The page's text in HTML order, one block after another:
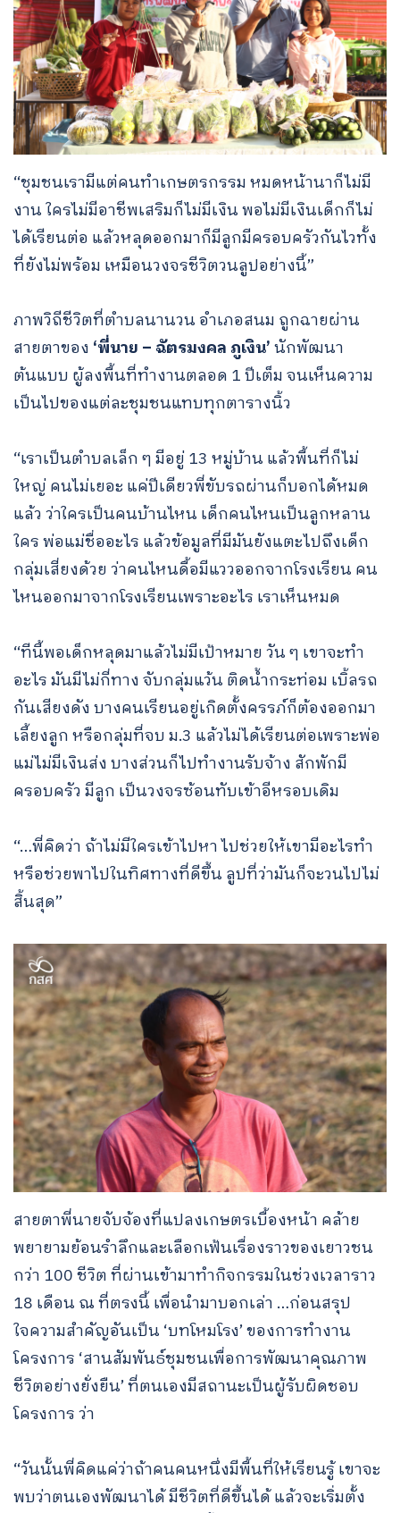
“ชุมชนเรามีแต่คนทำเกษตรกรรม หมดหน้านาก็ไม่มี
งาน ใครไม่มีอาชีพเสริมก็ไม่มีเงิน พอไม่มีเงินเด็กก็ไม่
ได้เรียนต่อ แล้วหลุดออกมาก็มีลูกมีครอบครัวกันไวทั้ง
ที่ยังไม่พร้อม เหมือนวงจรชีวิตวนลูปอย่างนี้”
ภาพวิถีชีวิตที่ตำบลนานวน อำเภอสนม ถูกฉายผ่าน
สายตาของ ‘พี่นาย – ฉัตรมงคล ภูเงิน’นักพัฒนา
ต้นแบบ ผู้ลงพื้นที่ทำงานตลอด 1 ปีเต็ม จนเห็นความ
เป็นไปของแต่ละชุมชนแทบทุกตารางนิ้ว
“เราเป็นตำบลเล็ก ๆ มีอยู่ 13 หมู่บ้าน แล้วพื้นที่ก็ไม่
ใหญ่ คนไม่เยอะ แค่ปีเดียวพี่ขับรถผ่านก็บอกได้หมด
แล้ว ว่าใครเป็นคนบ้านไหน เด็กคนไหนเป็นลูกหลาน
ใคร พ่อแม่ชื่ออะไร แล้วข้อมูลที่มีมันยังแตะไปถึงเด็ก
กลุ่มเสี่ยงด้วย ว่าคนไหนดื้อมีแววออกจากโรงเรียน คน
ไหนออกมาจากโรงเรียนเพราะอะไร เราเห็นหมด
“ทีนี้พอเด็กหลุดมาแล้วไม่มีเป้าหมาย วัน ๆ เขาจะทำ
อะไร มันมีไม่กี่ทาง จับกลุ่มแว้น ติดน้ำกระท่อม เบิ้ลรถ
กันเสียงดัง บางคนเรียนอยู่เกิดตั้งครรภ์ก็ต้องออกมา
เลี้ยงลูก หรือกลุ่มที่จบ ม.3 แล้วไม่ได้เรียนต่อเพราะพ่อ
แม่ไม่มีเงินส่ง บางส่วนก็ไปทำงานรับจ้าง สักพักมี
ครอบครัว มีลูก เป็นวงจรซ้อนทับเข้าอีหรอบเดิม
“…พี่คิดว่า ถ้าไม่มีใครเข้าไปหา ไปช่วยให้เขามีอะไรทำ
หรือช่วยพาไปในทิศทางที่ดีขึ้น ลูปที่ว่ามันก็จะวนไปไม่
สิ้นสุด”
สายตาพี่นายจับจ้องที่แปลงเกษตรเบื้องหน้า คล้าย
พยายามย้อนรำลึกและเลือกเฟ้นเรื่องราวของเยาวชน
กว่า 100 ชีวิต ที่ผ่านเข้ามาทำกิจกรรมในช่วงเวลาราว
18 เดือน ณ ที่ตรงนี้ เพื่อนำมาบอกเล่า …ก่อนสรุป
ใจความสำคัญอันเป็น ‘บทโหมโรง’ ของการทำงาน
โครงการ ‘สานสัมพันธ์ชุมชนเพื่อการพัฒนาคุณภาพ
ชีวิตอย่างยั่งยืน’ ที่ตนเองมีสถานะเป็นผู้รับผิดชอบ
โครงการ ว่า
“วันนั้นพี่คิดแค่ว่าถ้าคนคนหนึ่งมีพื้นที่ให้เรียนรู้ เขาจะ
พบว่าตนเองพัฒนาได้ มีชีวิตที่ดีขึ้นได้ แล้วจะเริ่มตั้ง